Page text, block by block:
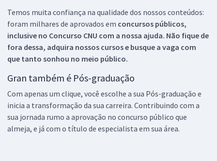
Temos muita confiança na qualidade dos nossos conteúdos:
foram milhares de aprovados em concursos públicos,
inclusive no Concurso CNU com a nossa ajuda. Não fique de
fora dessa, adquira nossos cursos e busque a vaga com
que tanto sonhou no meio público.
Gran também é Pós-graduação
Com apenas um clique, você escolhe a sua Pós-graduação e
inicia a transformação da sua carreira. Contribuindo com a
sua jornada rumo a aprovação no concurso público que
almeja, e já com o título de especialista em sua área.